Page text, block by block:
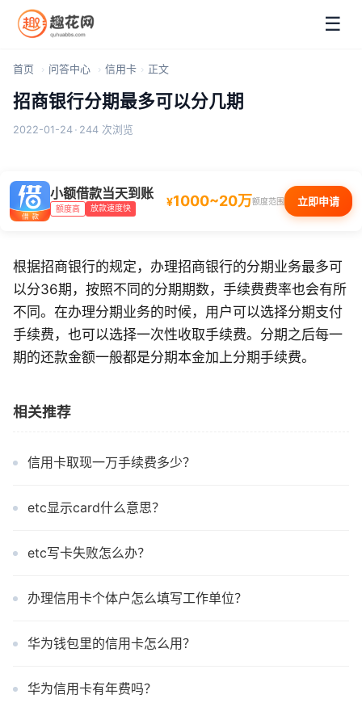
☰
首页 问答中心 信用卡 正文
招商银行分期最多可以分几期
2022-01-24 · 244 次浏览
小额借款当天到账
额度高 放款速度快 ¥1000~20万额度范围 立即申请
根据招商银行的规定，办理招商银行的分期业务最多可
以分36期，按照不同的分期期数，手续费费率也会有所
不同。在办理分期业务的时候，用户可以选择分期支付
手续费，也可以选择一次性收取手续费。分期之后每一
期的还款金额一般都是分期本金加上分期手续费。
相关推荐
信用卡取现一万手续费多少？
etc显示card什么意思？
etc写卡失败怎么办？
办理信用卡个体户怎么填写工作单位？
华为钱包里的信用卡怎么用？
华为信用卡有年费吗？